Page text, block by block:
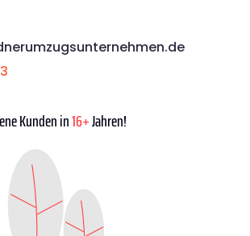
Kunden in16+Jahren!